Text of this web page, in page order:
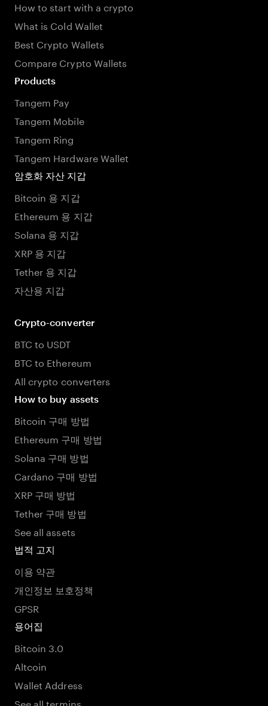
How to start with a crypto
What is Cold Wallet
Best Crypto Wallets
Compare Crypto Wallets
Products
Tangem Pay
Tangem Mobile
Tangem Ring
Tangem Hardware Wallet
암호화 자산 지갑
Bitcoin 용 지갑
Ethereum 용 지갑
Solana 용 지갑
XRP 용 지갑
Tether 용 지갑
자산용 지갑
Crypto-converter
BTC to USDT
BTC to Ethereum
All crypto converters
How to buy assets
Bitcoin 구매 방법
Ethereum 구매 방법
Solana 구매 방법
Cardano 구매 방법
XRP 구매 방법
Tether 구매 방법
See all assets
법적 고지
이용 약관
개인정보 보호정책
GPSR
용어집
Bitcoin 3.0
Altcoin
Wallet Address
See all termins